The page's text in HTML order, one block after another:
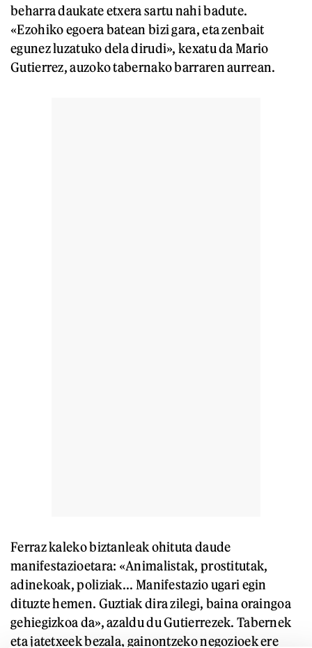
beharra daukate etxera sartu nahi badute.
«Ezohiko egoera batean bizi gara, eta zenbait
egunez luzatuko dela dirudi», kexatu da Mario
Gutierrez, auzoko tabernako barraren aurrean.
Ferraz kaleko biztanleak ohituta daude
manifestazioetara: «Animalistak, prostitutak,
adinekoak, poliziak... Manifestazio ugari egin
dituzte hemen. Guztiak dira zilegi, baina oraingoa
gehiegizkoa da», azaldu du Gutierrezek. Tabernek
eta jatetxeek bezala, gainontzeko negozioek ere